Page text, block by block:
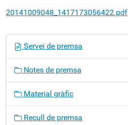
20141009048_1417173056422.pdf
Servei de premsa
Notes de premsa
Material gràfic
Recull de premsa